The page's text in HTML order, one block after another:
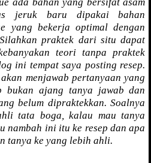
jeruk baru dipakai bahan
yang bekerja optimal dengan
praktek dari situ dapat
teori tanpa praktek
ini tempat saya posting resep.
menjawab pertanyaan yang
bukan ajang tanya jawab dan
belum dipraktekkan. Soalnya
tata boga, kalau mau tanya
nambah ini itu ke resep dan apa
tanya ke yang lebih ahli.